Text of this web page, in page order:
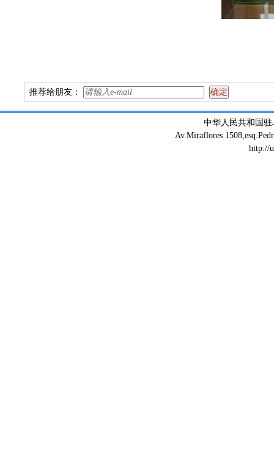
推荐给朋友：
中华人民共和国
Av.Miraflores
http://